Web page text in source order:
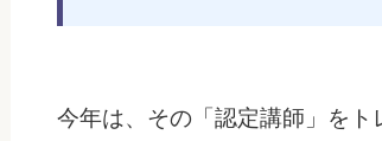
今年は、その「認定講師」をト